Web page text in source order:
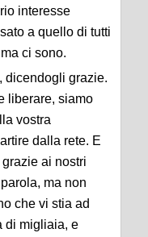
interesse
a quello di tutti
ci sono.
dicendogli grazie.
liberare, siamo
vostra
dalla rete. E
ai nostri
ma non
che vi stia ad
di migliaia, e